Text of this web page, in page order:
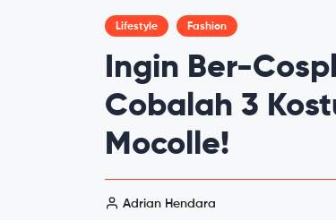
Lifestyle Fashion
Ingin Ber-
Cobalah 3
Mocolle!
Adrian Hendara